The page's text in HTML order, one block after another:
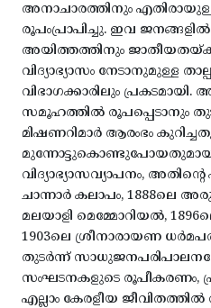
അനാചാരത്തിനും
രൂപംപ്രാപിച്ചു. ഇവ
അയിത്തത്തിനും
വിദ്യാഭ്യാസം നേടാനുമുള്ള
വിഭാഗക്കാരിലും
സമൂഹത്തിൽ രൂപപ്പെടാനും
മിഷണറിമാർ ആരംഭം
മുന്നോട്ടുകൊണ്ടുപോയതുമായ
വിദ്യാഭ്യാസവ്യാപനം,
ചാന്നാർ കലാപം, 1888ലെ
മലയാളി മെമ്മോറിയൽ,
1903ലെ ശ്രീനാരായണ
തുടർന്ന്
സംഘടനകളുടെ രൂപീകരണം,
എല്ലാം കേരളീയ